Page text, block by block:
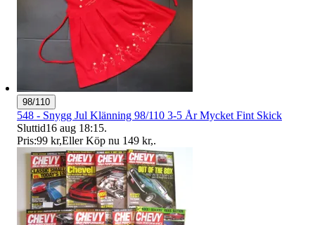
98/110
548 - Snygg Jul Klänning 98/110 3-5 År Mycket Fint Skick
Sluttid16 aug 18:15.
Pris:99 kr,Eller Köp nu 149 kr,.